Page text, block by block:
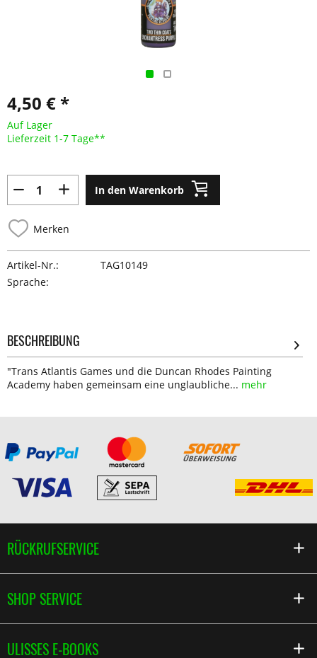
4,50 € *
Auf Lager
Lieferzeit 1-7 Tage**
In den Warenkorb
Merken
Artikel-Nr.:
TAG10149
Sprache:
BESCHREIBUNG
"Trans Atlantis Games und die Duncan Rhodes Painting
Academy haben gemeinsam eine unglaubliche... mehr
RÜCKRUFSERVICE
SHOP SERVICE
ULISSES E-BOOKS